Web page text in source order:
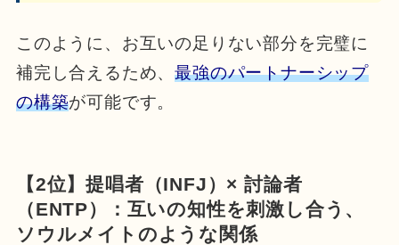
このように、お互いの足りない部分を完璧に
補完し合えるため、最強のパートナーシップ
の構築が可能です。
【2位】提唱者（INFJ）× 討論者
（ENTP）：互いの知性を刺激し合う、
ソウルメイトのような関係